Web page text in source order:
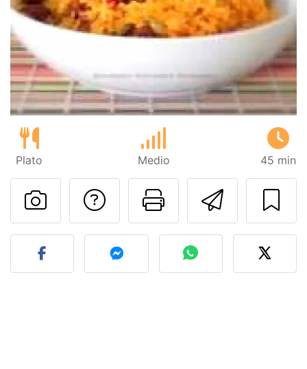
Plato Medio 45 min
Imprimir
Preguntar al autor
Publicar la foto de esta